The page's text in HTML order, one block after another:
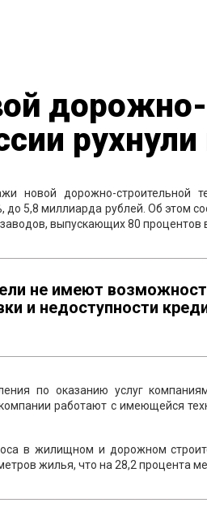
дорожно-
рухнули
новой дорожно-строительной
до 5,8 миллиарда рублей. Об этом
выпускающих 80 процентов
не имеют
и недоступности
по оказанию услуг
работают с имеющейся
в жилищном и дорожном
жилья, что на 28,2 процента